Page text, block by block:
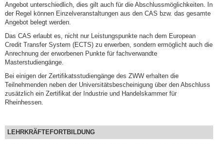
Angebot unterschiedlich, dies gilt auch für die Abschlussmöglichkeiten. In
der Regel können Einzelveranstaltungen aus den CAS bzw. das gesamte
Angebot belegt werden.
Das CAS erlaubt es, nicht nur Leistungspunkte nach dem European
Credit Transfer System (ECTS) zu erwerben, sondern ermöglicht auch die
Anrechnung der erworbenen Punkte für fachverwandte
Masterstudiengänge.
Bei einigen der Zertifikatsstudiengänge des ZWW erhalten die
Teilnehmenden neben der Universitätsbescheinigung über den Abschluss
zusätzlich ein Zertifikat der Industrie und Handelskammer für
Rheinhessen.
LEHRKRÄFTEFORTBILDUNG